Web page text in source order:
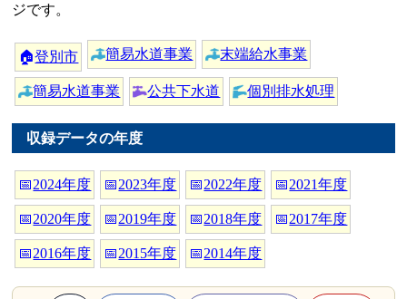
ジです。
🏠登別市 簡易水道事業 末端給水事業
簡易水道事業 公共下水道 個別排水処理
収録データの年度
📅2024年度 📅2023年度 📅2022年度 📅2021年度
📅2020年度 📅2019年度 📅2018年度 📅2017年度
📅2016年度 📅2015年度 📅2014年度